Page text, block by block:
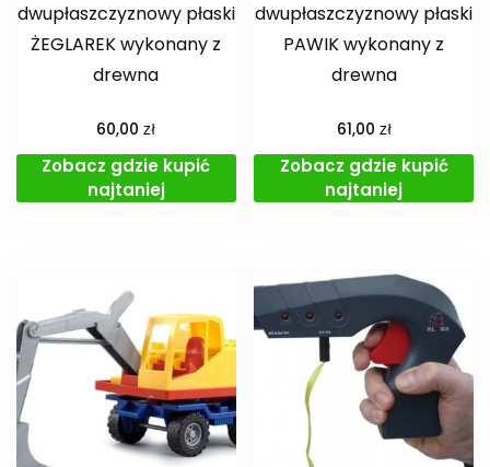
dwupłaszczyznowy płaski
ŻEGLAREK wykonany z
drewna
60,00zł
Zobacz gdzie kupić
najtaniej
dwupłaszczyznowy płaski
PAWIK wykonany z
drewna
61,00 zł
Zobacz gdzie kupić
najtaniej